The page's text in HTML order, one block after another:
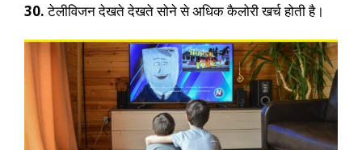
30.टेलीविजन देखते देखते सोने से अधिक कैलोरी खर्च होती है।